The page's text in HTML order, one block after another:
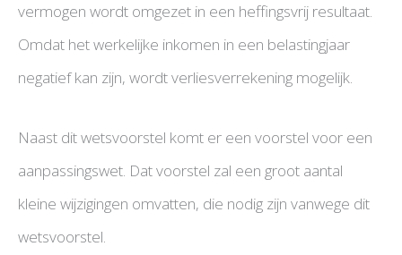
vermogen wordt omgezet in een heffingsvrij resultaat.
Omdat het werkelijke inkomen in een belastingjaar
negatief kan zijn, wordt verliesverrekening mogelijk.
Naast dit wetsvoorstel komt er een voorstel voor een
aanpassingswet. Dat voorstel zal een groot aantal
kleine wijzigingen omvatten, die nodig zijn vanwege dit
wetsvoorstel.